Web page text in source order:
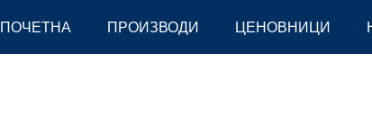
ПОЧЕТНА ПРОИЗВОДИ ЦЕНОВНИЦИ